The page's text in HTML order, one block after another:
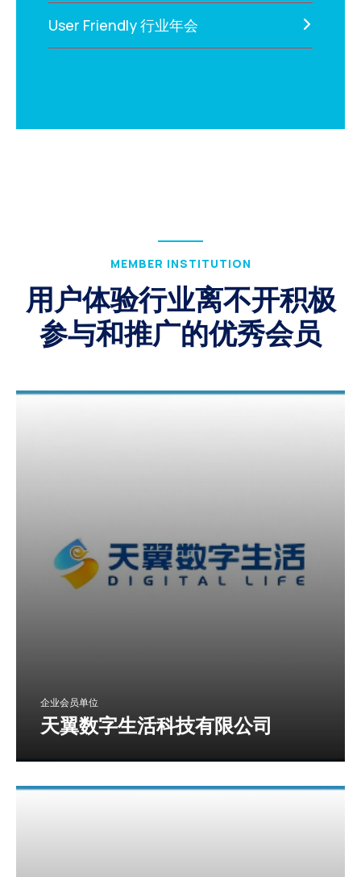
User Friendly 行业年会
MEMBER INSTITUTION
用户体验行业离不开积极
参与和推广的优秀会员
企业会员单位
天翼数字生活科技有限公司